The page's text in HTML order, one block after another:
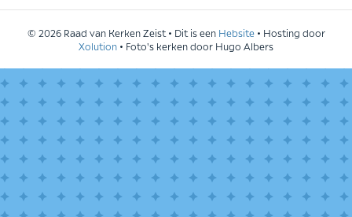
© 2026 Raad van Kerken Zeist • Dit is een Hebsite• Hosting door
Xolution • Foto's kerken door Hugo Albers